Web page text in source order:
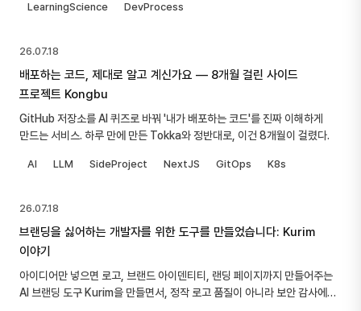
LearningScience
DevProcess
26.07.18
배포하는 코드, 제대로 알고 계신가요 — 8개월 걸린 사이드
프로젝트 Kongbu
GitHub 저장소를 AI 퀴즈로 바꿔 '내가 배포하는 코드'를 진짜 이해하게
만드는 서비스. 하루 만에 만든 Tokka와 정반대로, 이건 8개월이 걸렸다.
AI LLM SideProject NextJS GitOps K8s
26.07.18
브랜딩을 싫어하는 개발자를 위한 도구를 만들었습니다: Kurim
이야기
아이디어만 넣으면 로고, 브랜드 아이덴티티, 랜딩 페이지까지 만들어주는
AI 브랜딩 도구 Kurim을 만들면서, 정작 로고 품질이 아니라 보안 감사에